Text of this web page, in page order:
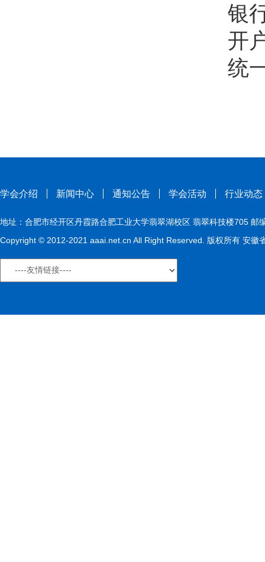
银行
开户
统一
学会介绍 新闻中心 通知公告 学会活动 行业动态
地址：合肥市经开区丹霞路合肥工业大学翡翠湖校区 翡翠科技楼705
Copyright © 2012-2021 aaai.net.cn All Right Reserved. 版权所有 安徽